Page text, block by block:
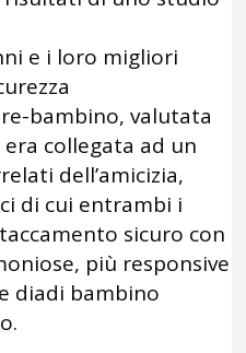
e i loro migliori
bambino, valutata
collegata ad un
dell’amicizia,
di cui entrambi i
sicuro con
più responsive
diadi bambino